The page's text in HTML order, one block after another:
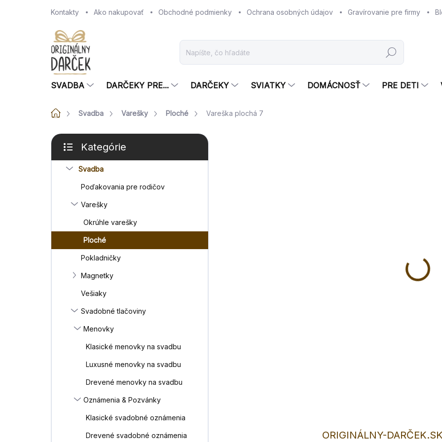
Kontakty Ako nakupovať Obchodné podmienky Ochrana osobných údajov Gravírovanie pre firmy
Hľadať
SVADBA DARČEKY PRE... DARČEKY SVIATKY DOMÁCNOSŤ PRE DETI
DomovSvadba Varešky Ploché Vareška plochá 7
B
č
kategórie
Kategórie
Svadba
Poďakovania pre rodičov
Varešky
Okrúhle varešky
Ploché
Pokladničky
Magnetky
Vešiaky
Svadobné tlačoviny
Menovky
Klasické menovky na svadbu
Luxusné menovky na svadbu
Drevené menovky na svadbu
Oznámenia & Pozvánky
Klasické svadobné oznámenia
Drevené svadobné oznámenia ORIGINÁLNY-